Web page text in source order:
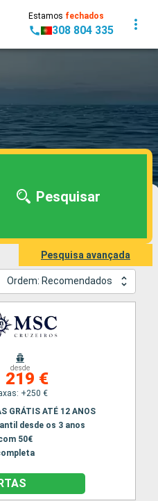
Estamos fechados
308 804 335
Pesquisar
Pesquisa avançada
Ordem: Recomendados
desde
219 €
+250 €
GRÁTIS ATÉ 12 ANOS
desde os 3 anos
50€